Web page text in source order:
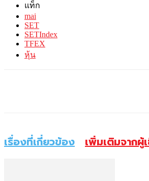
แท็ก
mai
SET
SETIndex
TFEX
หุ้น
เรื่องที่เกี่ยวข้อง เพิ่มเติมจากผู้